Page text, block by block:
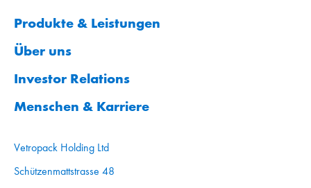
Produkte & Leistungen
Über uns
Investor Relations
Menschen & Karriere
Vetropack Holding Ltd
Schützenmattstrasse 48